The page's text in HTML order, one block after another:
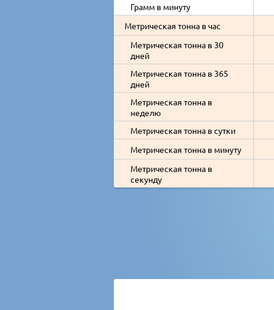
Грамм в минуту
Метрическая тонна в час
Метрическая тонна в 30
дней
Метрическая тонна в 365
дней
Метрическая тонна в
неделю
Метрическая тонна в сутки
Метрическая тонна в минуту
Метрическая тонна в
секунду